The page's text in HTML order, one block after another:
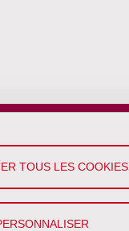
TOUS LES COOKIES